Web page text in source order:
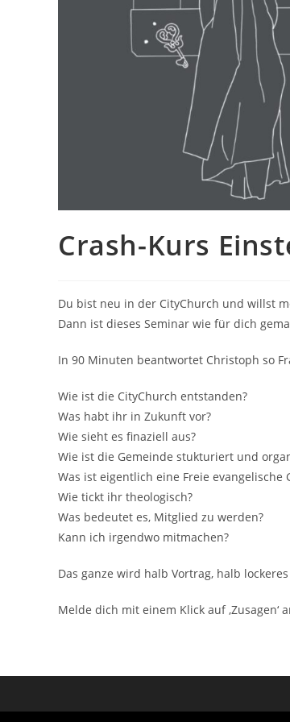
Crash-Kurs
Du bist neu in der CityChurch und willst
Dann ist dieses Seminar wie für dich
In 90 Minuten beantwortet Christoph so
Wie ist die CityChurch entstanden?
Was habt ihr in Zukunft vor?
Wie sieht es finaziell aus?
Wie ist die Gemeinde stukturiert und
Was ist eigentlich eine Freie evangelische
Wie tickt ihr theologisch?
Was bedeutet es, Mitglied zu werden?
Kann ich irgendwo mitmachen?
Das ganze wird halb Vortrag, halb
Melde dich mit einem Klick auf ‚Zusagen‘